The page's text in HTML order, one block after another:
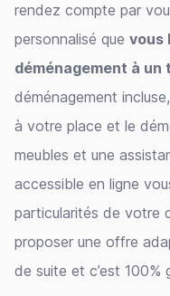
rendez compte par
personnalisé que vous
déménagement à
déménagement
à votre place et le
meubles et une
accessible en ligne
particularités de votre
proposer une offre
de suite et c’est 100%